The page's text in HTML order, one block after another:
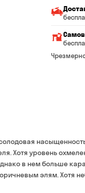
От
Хотя уровень
в нем больше
элям. Хотя